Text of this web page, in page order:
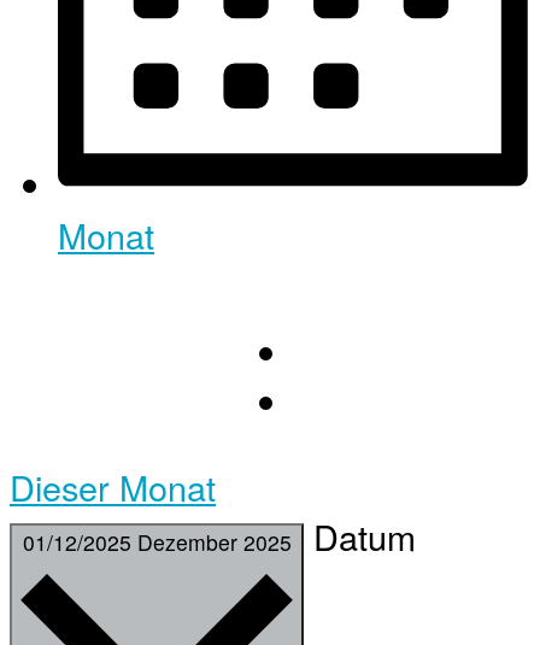
Monat
Dieser Monat
01/12/2025 Dezember 2025 Datum